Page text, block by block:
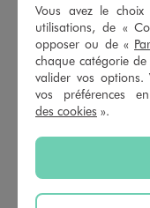
5/ 5
Basé sur2 avis
Voir tous les avis
5étoiles
Vous avez le
utilisations, de «
opposer ou de «
chaque catégorie
valider vos
vos préférences
des cookies ».